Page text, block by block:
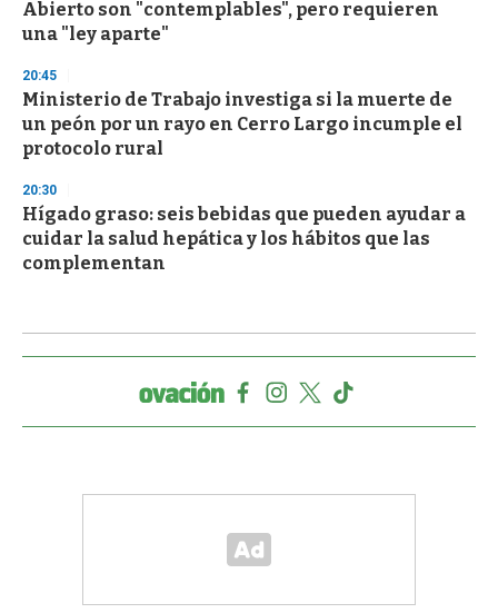
Abierto son "contemplables", pero requieren
una "ley aparte"
20:45
Ministerio de Trabajo investiga si la muerte de
un peón por un rayo en Cerro Largo incumple el
protocolo rural
20:30
Hígado graso: seis bebidas que pueden ayudar a
cuidar la salud hepática y los hábitos que las
complementan